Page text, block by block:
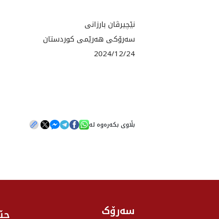
نێچيرڤان بارزانى
سه‌رۆكى هه‌رێمى كوردستان
2024/12/24
بڵاوی بکەرەوە لە
سەرۆک